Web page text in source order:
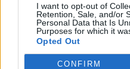
I want to opt-out of
Retention, Sale, and/or
Personal Data that Is
Purposes for which it
Opted Out
CONFIRM
Από το 2006, η δεύτερη
καθιερωθεί ως
πρωτοβουλία της